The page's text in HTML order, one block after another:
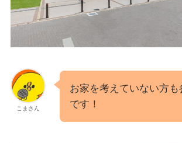
こまさん
お家を考えていない方も
です！